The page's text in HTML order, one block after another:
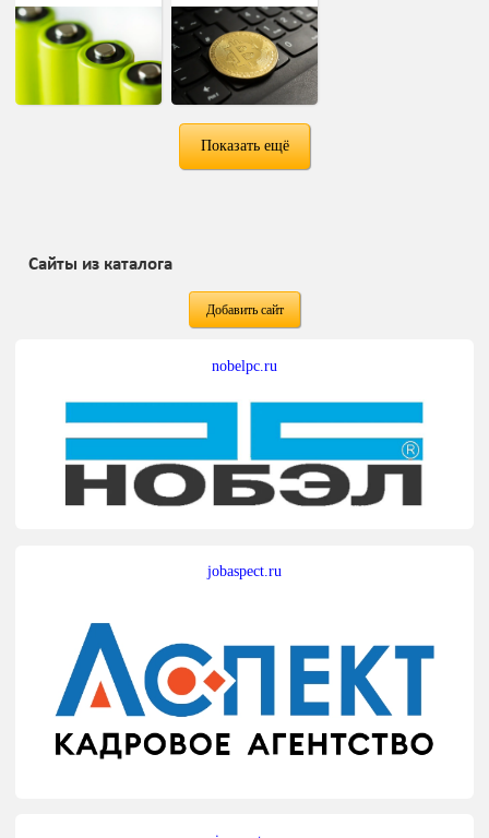
Показать ещё
Сайты из каталога
Добавить сайт
nobelpc.ru
jobaspect.ru